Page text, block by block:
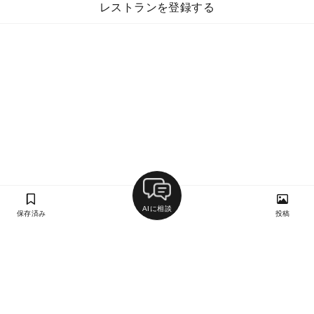
レストランを登録する
保存済み
AIに相談
投稿